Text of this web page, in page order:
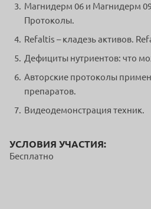
Магнидерм 06 и Магнидерм
Протоколы.
Refaltis – кладезь активов.
Дефициты нутриентов: что
Авторские протоколы
препаратов.
Видеодемонстрация техник.
УСЛОВИЯ УЧАСТИЯ:
Бесплатно